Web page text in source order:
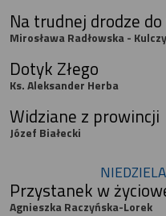
Na trudnej drodze
Mirosława Radłowska -
Dotyk Złego
Ks. Aleksander Herba
Widziane z prowincji
Józef Białecki
Przystanek w
Agnieszka Raczyńska-Lorek